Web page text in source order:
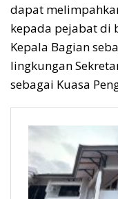
dapat
kepada pejabat di
Kepala Bagian
lingkungan
sebagai Kuasa